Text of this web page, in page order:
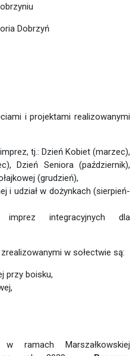
Dobrzyń
i projektami realizowanymi
tj.: Dzień Kobiet (marzec),
Dzień Seniora (październik),
(grudzień),
i udział w dożynkach (sierpień-
imprez integracyjnych dla
w sołectwie są:
przy boisku,
ramach Marszałkowskiej